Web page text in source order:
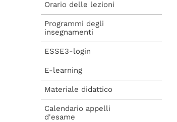
Orario delle lezioni
Programmi degli
insegnamenti
ESSE3-login
E-learning
Materiale didattico
Calendario appelli
d'esame